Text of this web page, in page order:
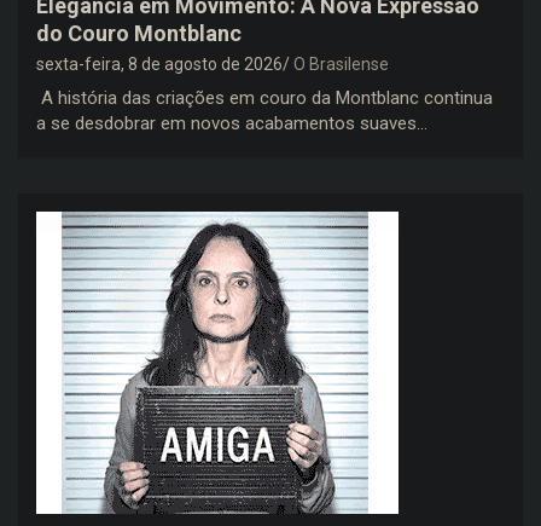
Elegância em Movimento: A Nova Expressão
do Couro Montblanc
sexta-feira, 8 de agosto de 2026 O Brasilense
A história das criações em couro da Montblanc continua
a se desdobrar em novos acabamentos suaves…